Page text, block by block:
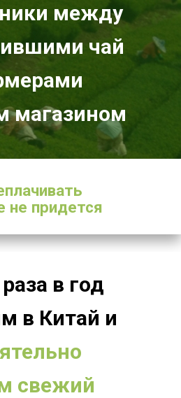
между
чай
магазином
не придется
в год
в Китай и
свежий